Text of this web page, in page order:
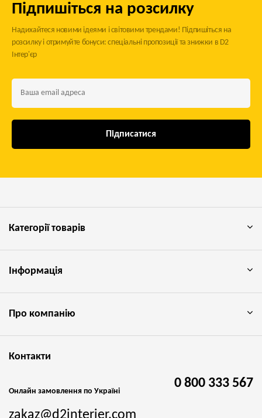
Підпишіться на розсилку
Надихайтеся новими ідеями і світовими трендами! Підпишіться на
розсилку і отримуйте бонуси: спеціальні пропозиції та знижки в D2
Інтер'єр
Підписатися
Категорії товарів
Інформація
Про компанію
Контакти
Онлайн замовлення по Україні
0 800 333 567
zakaz@d2interier.com